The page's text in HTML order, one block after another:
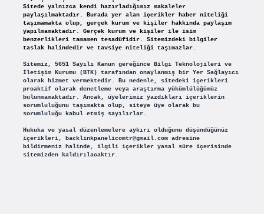
Sitede yalnızca kendi hazırladığımız makaleler
paylaşılmaktadır. Burada yer alan içerikler haber niteliği
taşımamakta olup, gerçek kurum ve kişiler hakkında paylaşım
yapılmamaktadır. Gerçek kurum ve kişiler ile isim
benzerlikleri tamamen tesadüfidir. Sitemizdeki bilgiler
taslak halindedir ve tavsiye niteliği taşımazlar.
Sitemiz, 5651 Sayılı Kanun gereğince Bilgi Teknolojileri ve
İletişim Kurumu (BTK) tarafından onaylanmış bir Yer Sağlayıcı
olarak hizmet vermektedir. Bu nedenle, sitedeki içerikleri
proaktif olarak denetleme veya araştırma yükümlülüğümüz
bulunmamaktadır. Ancak, üyelerimiz yazdıkları içeriklerin
sorumluluğunu taşımakta olup, siteye üye olarak bu
sorumluluğu kabul etmiş sayılırlar.
Hukuka ve yasal düzenlemelere aykırı olduğunu düşündüğünüz
içerikleri, backlinkpanelicomtr@gmail.comadresine
bildirmeniz halinde, ilgili içerikler yasal süre içerisinde
sitemizden kaldırılacaktır.